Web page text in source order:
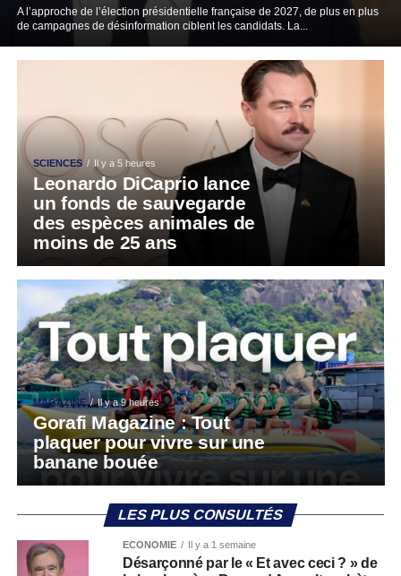
A l’approche de l’élection présidentielle française de 2027, de plus en plus
de campagnes de désinformation ciblent les candidats. La...
SCIENCES Il y a 5 heures
Leonardo DiCaprio lance
un fonds de sauvegarde
des espèces animales de
moins de 25 ans
MAGAZINE Il y a 9 heures
Gorafi Magazine : Tout
plaquer pour vivre sur une
banane bouée
LES PLUS CONSULTÉS
ECONOMIE Il y a 1 semaine
Désarçonné par le « Et avec ceci ? » de